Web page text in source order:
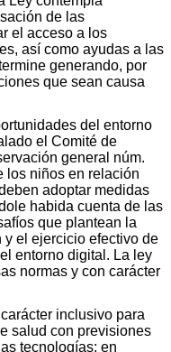
de las
el acceso a los
así como ayudas a las
generando, por
que sean causa
del entorno
el Comité de
general núm.
los niños en relación
adoptar medidas
habida cuenta de las
que plantean la
y el ejercicio efectivo de
entorno digital. La ley
normas y con carácter
inclusivo para
salud con previsiones
tecnologías; en